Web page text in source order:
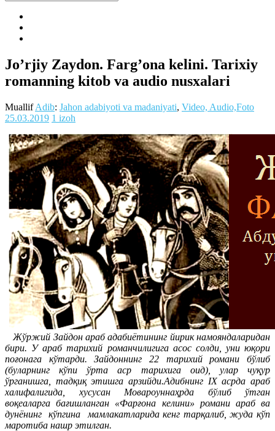
Jo’rjiy Zaydon. Farg’ona kelini. Tarixiy
romanning kitob va audio nusxalari
MuallifAdib: Jahon adabiyoti va madaniyati, Video, Audio,Foto
25.03.2019 1 izoh
Жўржий Зайдон араб адабиётининг йирик намояндаларидан
бири. У араб тарихий романчилигига асос солди, уни юқори
поғонага кўтарди. Зайдоннинг 22 тарихий романи бўлиб
(буларнинг кўпи ўрта аср тарихига оид), улар чуқур
ўрганишга, тадқиқ этишга арзийди.Адибнинг IХ асрда араб
халифалигида, хусусан Мовароуннаҳрда бўлиб ўтган
воқеаларга бағишланган «Фарғона келини» романи араб ва
дунёнинг кўпгина мамлакатларида кенг тарқалиб, жуда кўп
маротиба нашр этилган.